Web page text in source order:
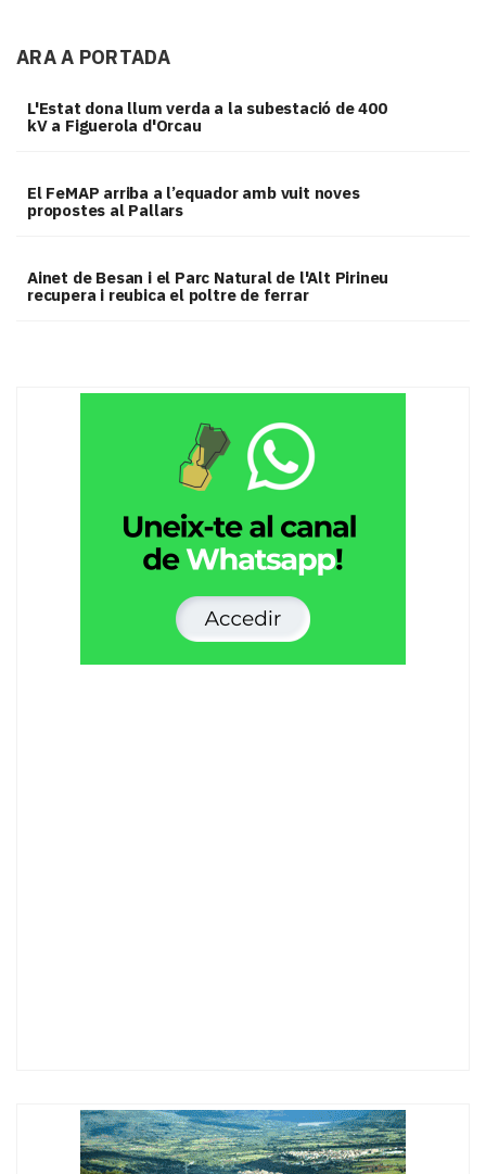
ARA A PORTADA
L'Estat dona llum verda a la subestació de 400
kV a Figuerola d'Orcau
El FeMAP arriba a l’equador amb vuit noves
propostes al Pallars
Ainet de Besan i el Parc Natural de l'Alt Pirineu
recupera i reubica el poltre de ferrar